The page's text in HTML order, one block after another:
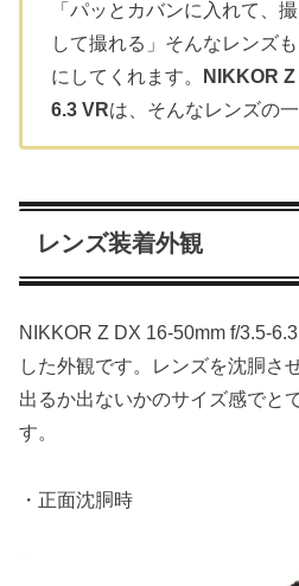
「パッとカバンに入れて、
して撮れる」そんなレンズ
にしてくれます。
NIKKOR
6.3 VRは、そんなレンズの
レンズ装着外観
NIKKOR Z DX 16-50mm f/3.5-
した外観です。レンズを沈胴さ
出るか出ないかのサイズ感でと
す。
・正面沈胴時